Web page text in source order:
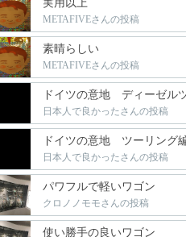
実用以上
METAFIVEさんの投稿
素晴らしい
METAFIVEさんの投稿
ドイツの意地 ディーゼル
日本人で良かったさんの投稿
ドイツの意地 ツーリング
日本人で良かったさんの投稿
パワフルで軽いワゴン
クロノノモモさんの投稿
使い勝手の良いワゴン